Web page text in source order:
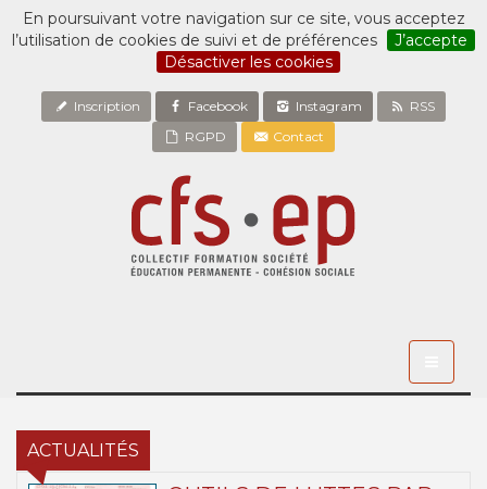
En poursuivant votre navigation sur ce site, vous acceptez
l’utilisation de cookies de suivi et de préférences
J’accepte
Désactiver les cookies
Inscription Facebook Instagram
RSS
RGPD
Contact
ACTUALITÉS